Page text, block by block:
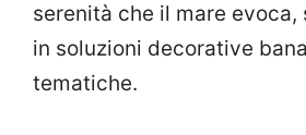
serenità che il mare evoca,
in soluzioni decorative
tematiche.